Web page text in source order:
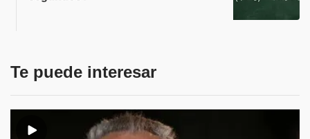
Te puede interesar